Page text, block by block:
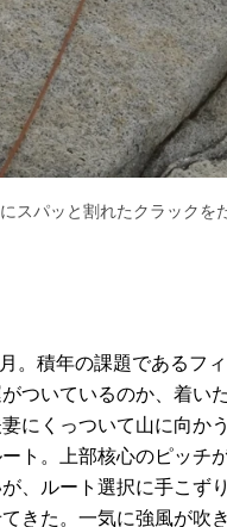
スパッと割れたクラックを
。積年の課題であるフ
ついているのか、着い
にくっついて山に向か
ト。上部核心のピッチ
、ルート選択に手こず
きた。一気に強風が吹